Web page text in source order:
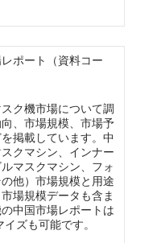
ポート（資料コー
ク機市場について調
、市場規模、市場予
掲載しています。中
クマシン、インナー
マスクマシン、フォ
他）市場規模と用途
場規模データも含ま
中国市場レポートは
ズも可能です。